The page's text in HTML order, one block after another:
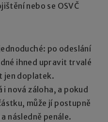
nebo se OSVČ
po odeslání
ihned upravit trvalé
jen doplatek.
nová záloha, a pokud
může jí postupně
následně penále.